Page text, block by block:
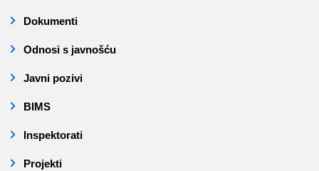
Dokumenti
Odnosi s javnošću
Javni pozivi
BIMS
Inspektorati
Projekti